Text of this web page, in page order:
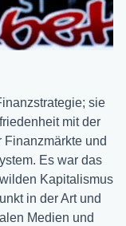
sie
mit der
und
Es war das
Kapitalismus
in der Art und
Medien und